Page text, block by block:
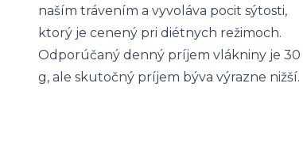
naším trávením a vyvoláva pocit sýtosti,
ktorý je cenený pri diétnych režimoch.
Odporúčaný denný príjem vlákniny je 30
g, ale skutočný príjem býva výrazne nižší.